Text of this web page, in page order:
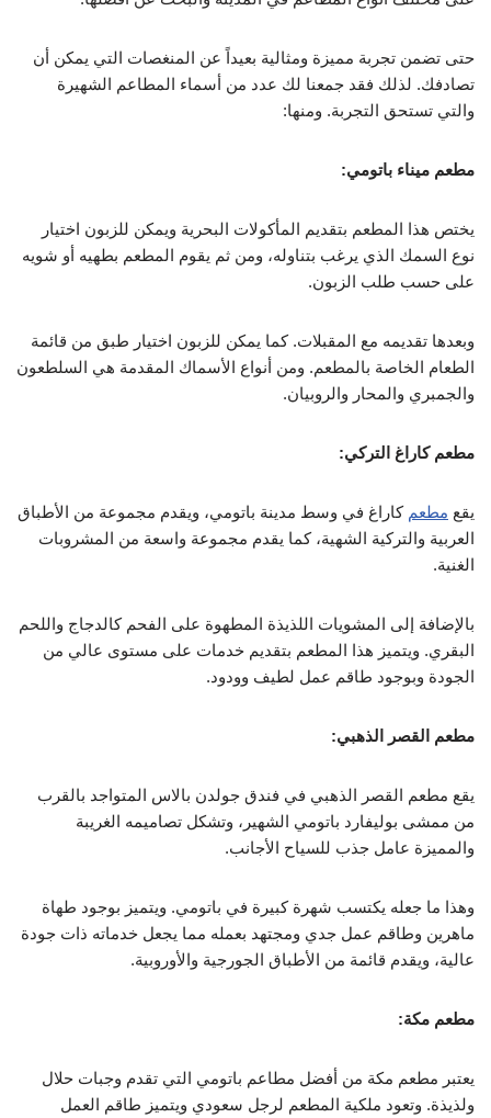
حتى تضمن تجربة مميزة ومثالية بعيداً عن المنغصات التي يمكن أن
تصادفك. لذلك فقد جمعنا لك عدد من أسماء المطاعم الشهيرة
والتي تستحق التجربة. ومنها:
مطعم ميناء باتومي:
يختص هذا المطعم بتقديم المأكولات البحرية ويمكن للزبون اختيار
نوع السمك الذي يرغب بتناوله، ومن ثم يقوم المطعم بطهيه أو شويه
على حسب طلب الزبون.
وبعدها تقديمه مع المقبلات. كما يمكن للزبون اختيار طبق من قائمة
الطعام الخاصة بالمطعم. ومن أنواع الأسماك المقدمة هي السلطعون
والجمبري والمحار والروبيان.
مطعم كاراغ التركي:
يقع مطعم كاراغ في وسط مدينة باتومي، ويقدم مجموعة من الأطباق
العربية والتركية الشهية، كما يقدم مجموعة واسعة من المشروبات
الغنية.
بالإضافة إلى المشويات اللذيذة المطهوة على الفحم كالدجاج واللحم
البقري. ويتميز هذا المطعم بتقديم خدمات على مستوى عالي من
الجودة وبوجود طاقم عمل لطيف وودود.
مطعم القصر الذهبي:
يقع مطعم القصر الذهبي في فندق جولدن بالاس المتواجد بالقرب
من ممشى بوليفارد باتومي الشهير، وتشكل تصاميمه الغريبة
والمميزة عامل جذب للسياح الأجانب.
وهذا ما جعله يكتسب شهرة كبيرة في باتومي. ويتميز بوجود طهاة
ماهرين وطاقم عمل جدي ومجتهد بعمله مما يجعل خدماته ذات جودة
عالية، ويقدم قائمة من الأطباق الجورجية والأوروبية.
مطعم مكة:
يعتبر مطعم مكة من أفضل مطاعم باتومي التي تقدم وجبات حلال
ولذيذة. وتعود ملكية المطعم لرجل سعودي ويتميز طاقم العمل